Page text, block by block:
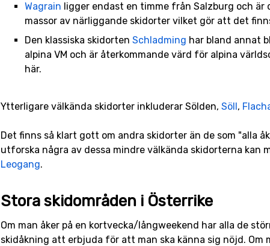
Wagrain ligger endast en timme från Salzburg och
massor av närliggande skidorter vilket gör att det
Den klassiska skidorten Schladming har bland annat
alpina VM och är återkommande värd för alpina
här.
Ytterligare välkända skidorter inkluderar Sölden, Söll,
Det finns så klart gott om andra skidorter än de som "alla
utforska några av dessa mindre välkända skidorterna kan
Leogang.
Stora skidområden i Österrike
Om man åker på en kortvecka/långweekend har alla de
skidåkning att erbjuda för att man ska känna sig nöjd. Om